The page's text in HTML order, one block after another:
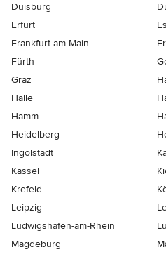
Duisburg
Erfurt
Frankfurt am Main
Fürth
Graz
Halle
Hamm
Heidelberg
Ingolstadt
Kassel
Krefeld
Leipzig
Ludwigshafen-am-Rhein
Magdeburg